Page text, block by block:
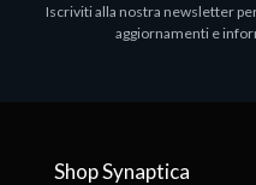
Iscriviti alla nostra newsletter
aggiornamenti e
Shop Synaptica